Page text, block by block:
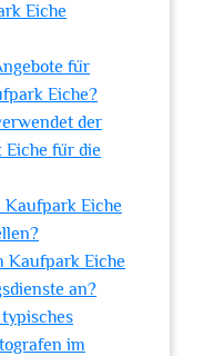
Eiche
für
Eiche?
der
Eiche für die
Kaufpark Eiche
Kaufpark Eiche
an?
im